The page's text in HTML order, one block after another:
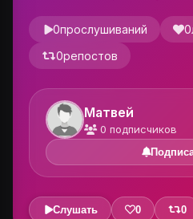
0прослушиваний 0
0репостов
Матвей
0 подписчиков
Слушать 0 0